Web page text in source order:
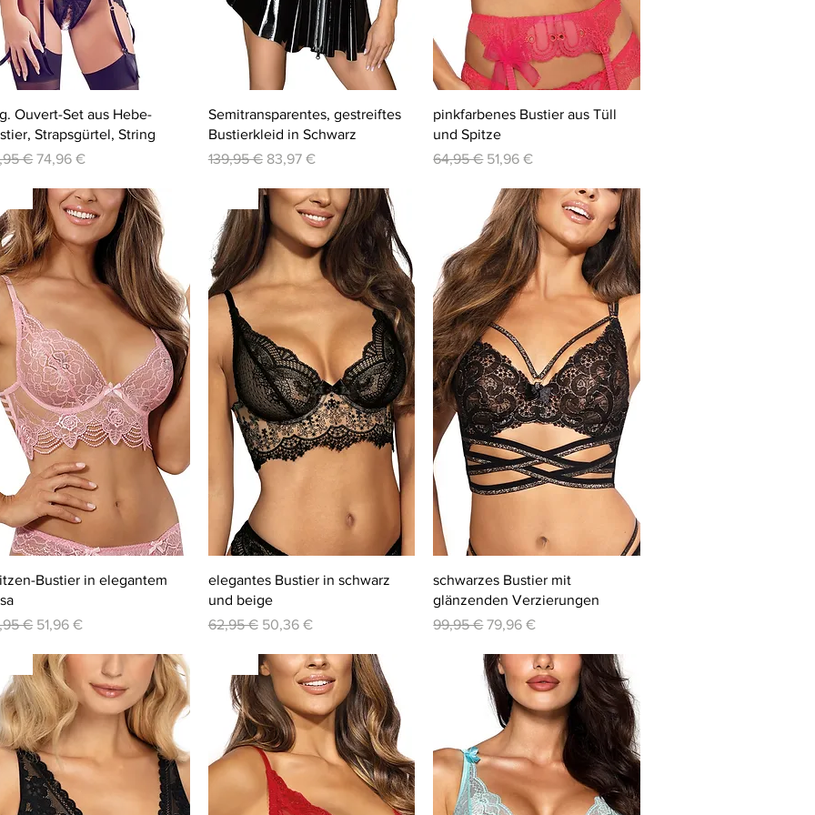
Schnellansicht
Ouvert-Set aus Hebe-
Strapsgürtel, String
€ Sale-Preis
74,96 €
Schnellansicht
Semitransparentes, gestreiftes
Bustierkleid in Schwarz
Standardpreis
139,95 € Sale-Preis
83,97 €
Schnellansicht
pinkfarbenes Bustier aus Tüll
und Spitze
Standardpreis
64,95 € Sale-Preis
51,96 €
Schnellansicht
Bustier in elegantem
€ Sale-Preis
51,96 €
Schnellansicht
elegantes Bustier in schwarz
und beige
Standardpreis
62,95 € Sale-Preis
50,36 €
Schnellansicht
schwarzes Bustier mit
glänzenden Verzierungen
Standardpreis
99,95 € Sale-Preis
79,96 €